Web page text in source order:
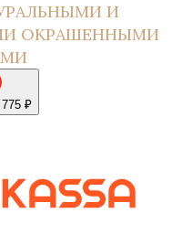
И
ОКРАШЕННЫМИ
₽